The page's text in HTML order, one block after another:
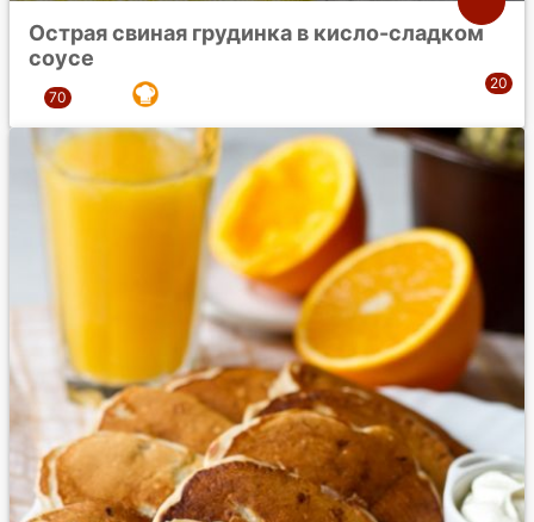
Острая свиная грудинка в кисло-сладком
соусе